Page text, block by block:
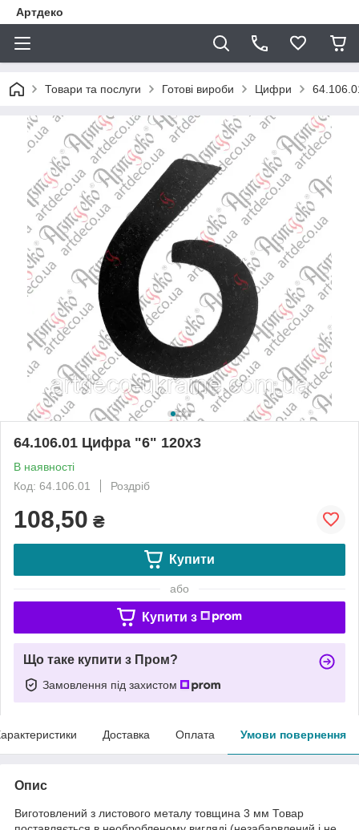
Артдеко
Товари та послуги Готові вироби Цифри
64.106.01 Цифра "6" 120х3
В наявності
Код: 64.106.01
Роздріб
108,50 ₴
Купити
або
Купити з
Що таке купити з Пром?
Замовлення під захистом
Доставка Оплата Умови повернення
Опис
Виготовлений з листового металу товщина 3 мм Товар